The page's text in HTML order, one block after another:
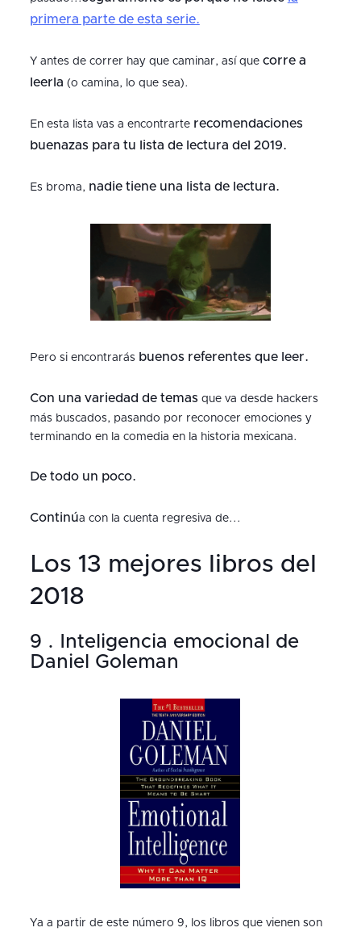
primera parte de esta serie.
Y antes de correr hay que caminar, así que corre a
leerla (o camina, lo que sea).
En esta lista vas a encontrarte recomendaciones
buenazas para tu lista de lectura del 2019.
Es broma, nadie tiene una lista de lectura.
Pero si encontrarás buenos referentes que leer.
Con una variedad de temas que va desde hackers
más buscados, pasando por reconocer emociones y
terminando en la comedia en la historia mexicana.
De todo un poco.
Continúa con la cuenta regresiva de...
Los 13 mejores libros del
2018
9 . Inteligencia emocional de
Daniel Goleman
Ya a partir de este número 9, los libros que vienen son